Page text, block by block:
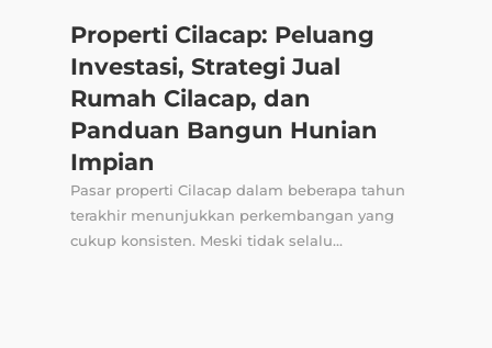
Properti Cilacap: Peluang
Investasi, Strategi Jual
Rumah Cilacap, dan
Panduan Bangun Hunian
Impian
Pasar properti Cilacap dalam beberapa tahun
terakhir menunjukkan perkembangan yang
cukup konsisten. Meski tidak selalu...